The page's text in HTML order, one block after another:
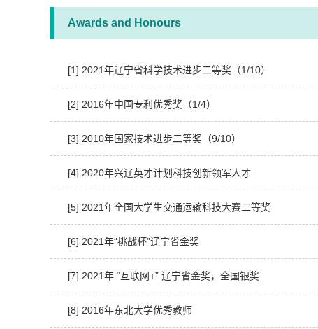
Awards and Honours
[1] 2021年辽宁省科学技术进步二等奖（1/10）
[2] 2016年中国专利优秀奖（1/4）
[3] 2010年国家技术进步二等奖（9/10）
[4] 2020年兴辽英才计划科技创新领军人才
[5] 2021年全国大学生交通运输科技大赛二等奖
[6] 2021年“挑战杯”辽宁省金奖
[7] 2021年 “互联网+” 辽宁省金奖，全国银奖
[8] 2016年东北大学优秀教师